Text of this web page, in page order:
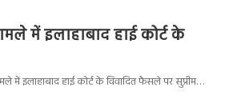
में इलाहाबाद हाई कोर्ट के
इलाहाबाद हाई कोर्ट के विवादित फैसले पर सुप्रीम…